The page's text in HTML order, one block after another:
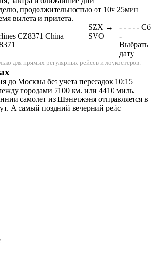
продолжительностью от 10ч 25мин
вылета и прилета.
China
SZX →
SVO
- - - - - Сб
-
Выбрать
дату
для прямых регулярных рейсов и лоукостеров.
до Москвы без учета пересадок 10:15
городами 7100 км. или 4410 миль.
самолет из Шэньчжэня отправляется в
А самый поздний вечерний рейс